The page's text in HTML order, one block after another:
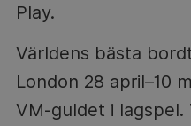
Play.
Världens bästa
London 28 april–10
VM-guldet i lagspel.